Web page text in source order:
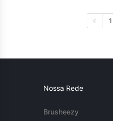
1
Nossa Rede
Brusheezy